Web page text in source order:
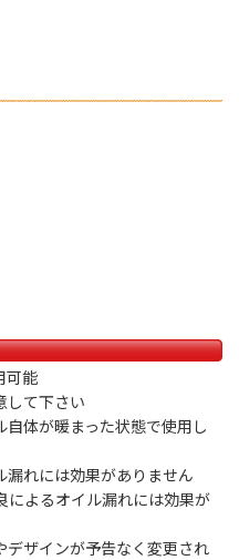
可能
して下さい
自体が暖まった状態で使用し
漏れには効果がありません
によるオイル漏れには効果が
デザインが予告なく変更され